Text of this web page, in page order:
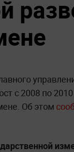
с 2008 по 2010
Об этом